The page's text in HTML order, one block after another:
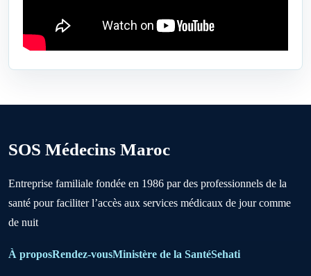
Ben Ahmed
Boujniba
Boulanouare
Bouznika
SOS Médecins Maroc
Entreprise familiale fondée en 1986 par des professionnels de la
santé pour faciliter l’accès aux services médicaux de jour comme
de nuit
À proposRendez-vousMinistère de la SantéSehati